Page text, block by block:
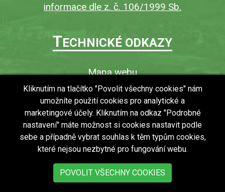
informace dle z. č. 106/1999 Sb.
TECHNICKÉ ODKAZY
Mapa webu
O webu
Povinně zveřejňované informace
Ochrana osobních údajů (GDPR)
Vyhledávání
RSS
Bezbariérový přístup v obci
Kliknutím na tlačítko "Povolit všechny cookies" nám
umožníte použití cookies pro analytické a
marketingové účely. Kliknutím na odkaz "Podrobné
nastavení" máte možnost si cookies nastavit podle
sebe a případně vybrat souhlas k těm typům cookies,
které nejsou nezbytné pro fungování webu.
POVOLIT VŠECHNY COOKIES